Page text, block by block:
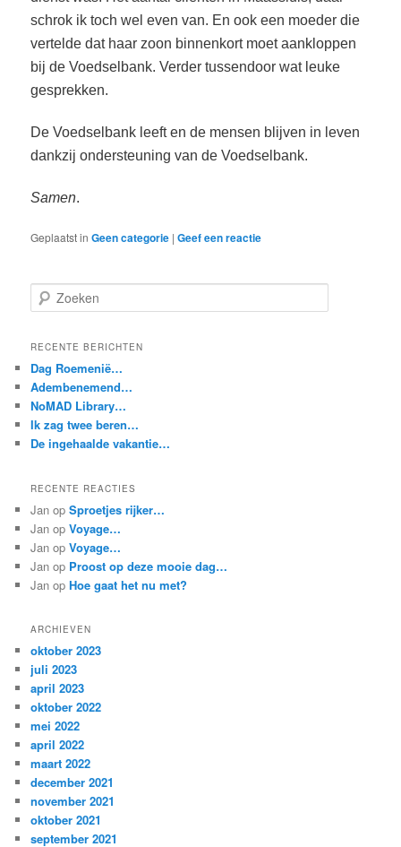
schrok ik toch wel even van. En ook een moeder die
vertelde dat haar zoon binnenkort moet aankloppen
bij de Voedselbank. Verder tussendoor wat leuke
gesprekken.
De Voedselbank leeft en de mensen blijven in leven
dankzij ondersteuning van de Voedselbank.
Samen.
Geplaatst in Geen categorie |Geef een reactie
o
k
n
RECENTE BERICHTEN
Dag Roemenië…
Adembenemend…
NoMAD Library…
Ik zag twee beren…
De ingehaalde vakantie…
RECENTE REACTIES
Jan opSproetjes rijker…
Jan opVoyage…
Jan opVoyage…
Jan op Proost op deze mooie dag…
Jan opHoe gaat het nu met?
ARCHIEVEN
oktober 2023
juli 2023
april 2023
oktober 2022
mei 2022
april 2022
maart 2022
december 2021
november 2021
oktober 2021
september 2021